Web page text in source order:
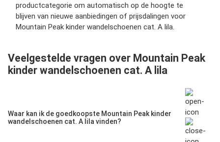
productcategorie om automatisch op de hoogte te
blijven van nieuwe aanbiedingen of prijsdalingen voor
Mountain Peak kinder wandelschoenen cat. A lila.
Veelgestelde vragen over Mountain Peak
kinder wandelschoenen cat. A lila
Waar kan ik de goedkoopste Mountain Peak kinder
wandelschoenen cat. A lila vinden?